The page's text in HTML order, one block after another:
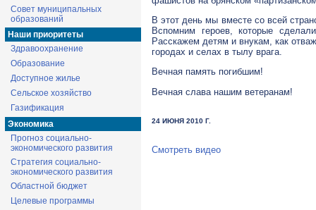
Совет муниципальных
образований
Наши приоритеты
Здравоохранение
Образование
Доступное жилье
Сельское хозяйство
Газификация
Экономика
Прогноз социально-
экономического развития
Стратегия социально-
экономического развития
Областной бюджет
Целевые программы
В этот день мы вместе со всей
Вспомним героев, которые
Расскажем детям и внукам, как
городах и селах в тылу врага.
Вечная память погибшим!
Вечная слава нашим ветеранам!
24 ИЮНЯ 2010 Г.
Смотреть видео